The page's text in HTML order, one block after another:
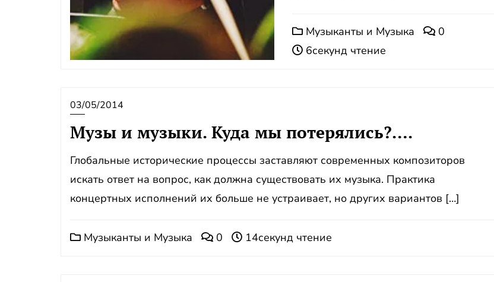
Музыканты и Музыка
0
6секунд чтение
03/05/2014
Музы и музыки. Куда мы потерялись?….
Глобальные исторические процессы заставляют современных композиторов
искать ответ на вопрос, как должна существовать их музыка. Практика
концертных исполнений их больше не устраивает, но других вариантов […]
Музыканты и Музыка 0 14секунд чтение